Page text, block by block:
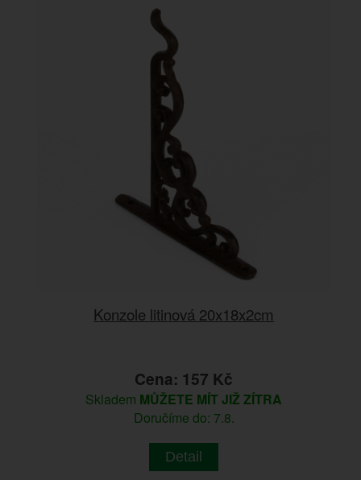
Konzole litinová 20x18x2cm
Cena: 157 Kč
Skladem MŮŽETE MÍT JIŽ ZÍTRA
Doručíme do: 7.8.
Detail